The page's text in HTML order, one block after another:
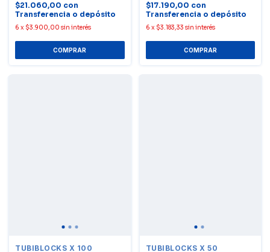
$21.060,00 con
Transferencia o depósito
6 x $3.900,00 sin interés
$17.190,00 con
Transferencia o depósito
6 x $3.183,33 sin interés
TUBIBLOCKS X 100
TUBIBLOCKS X 50